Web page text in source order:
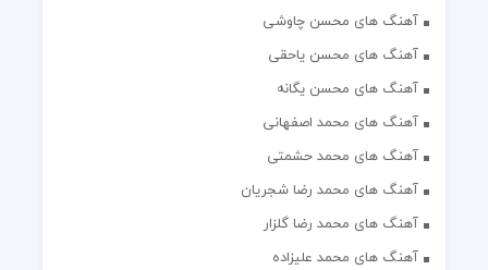
آهنگ های محسن چاوشی
آهنگ های محسن یاحقی
آهنگ های محسن یگانه
آهنگ های محمد اصفهانی
آهنگ های محمد حشمتی
آهنگ های محمد رضا شجریان
آهنگ های محمد رضا گلزار
آهنگ های محمد علیزاده